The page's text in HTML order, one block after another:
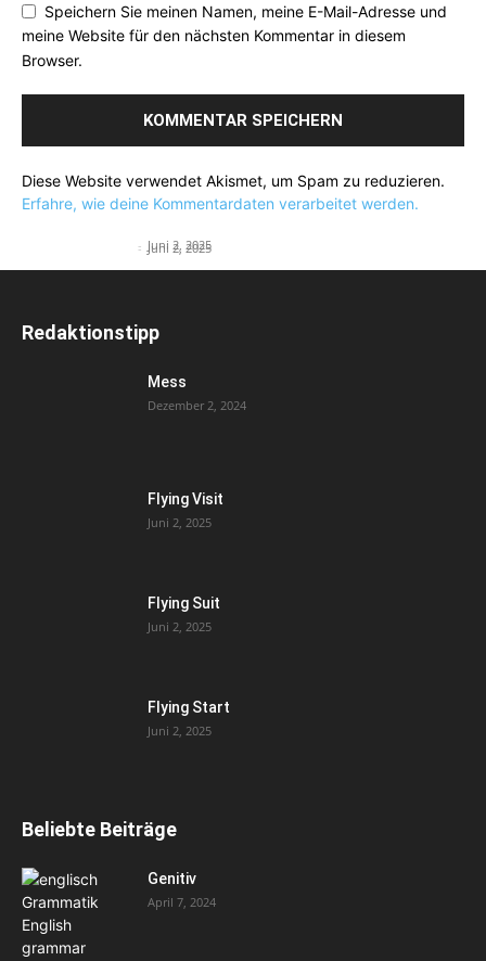
Speichern Sie meinen Namen, meine E-Mail-Adresse und
meine Website für den nächsten Kommentar in diesem
Browser.
Diese Website verwendet Akismet, um Spam zu reduzieren.
Erfahre, wie deine Kommentardaten verarbeitet werden.
Flying Visit
- Juni 2, 2025
- Juni 2, 2025
Redaktionstipp
Mess
Dezember 2, 2024
Flying Visit
Juni 2, 2025
Flying Suit
Juni 2, 2025
Flying Start
Juni 2, 2025
Beliebte Beiträge
Genitiv
April 7, 2024